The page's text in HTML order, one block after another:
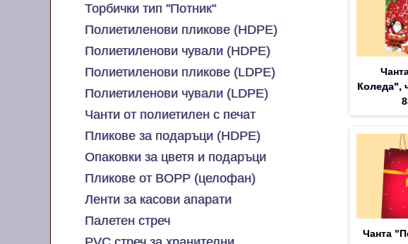
Торбички тип "Потник"
Полиетиленови пликове (HDPE)
Полиетиленови чували (HDPE)
Полиетиленови пликове (LDPE)
Полиетиленови чували (LDPE)
Чанти от полиетилен с печат
Пликове за подаръци (HDPE)
Опаковки за цветя и подаръци
Пликове от BOPP (целофан)
Ленти за касови апарати
Палетен стреч
Коледа",
Чанта